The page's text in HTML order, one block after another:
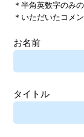
＊半角英数字のみ
＊いただいたコメ
お名前
タイトル